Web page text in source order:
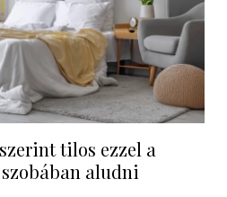
tilos ezzel a
aludni